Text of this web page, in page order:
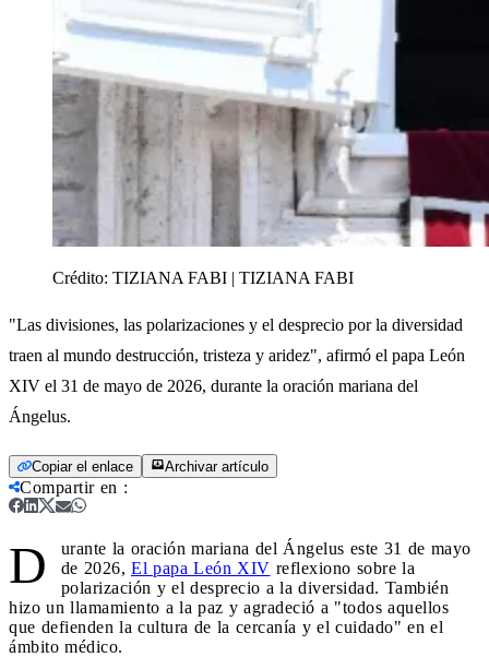
Crédito: TIZIANA FABI | TIZIANA FABI
"Las divisiones, las polarizaciones y el desprecio por la diversidad
traen al mundo destrucción, tristeza y aridez", afirmó el papa León
XIV el 31 de mayo de 2026, durante la oración mariana del
Ángelus.
Copiar el enlace Archivar artículo
Compartir en :
D
urante la oración mariana del Ángelus este 31 de mayo
de 2026, El papa León XIV reflexiono sobre la
polarización y el desprecio a la diversidad. También
hizo un llamamiento a la paz y agradeció a "todos aquellos
que defienden la cultura de la cercanía y el cuidado" en el
ámbito médico.